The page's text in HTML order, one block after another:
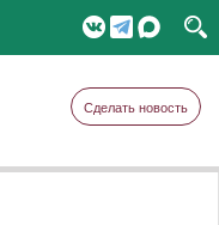
Сделать новость